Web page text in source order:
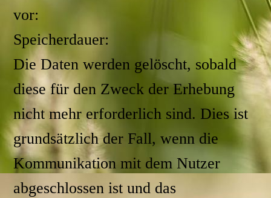
vor:
Speicherdauer:
Die Daten werden gelöscht, sobald
diese für den Zweck der Erhebung
nicht mehr erforderlich sind. Dies ist
grundsätzlich der Fall, wenn die
Kommunikation mit dem Nutzer
abgeschlossen ist und das